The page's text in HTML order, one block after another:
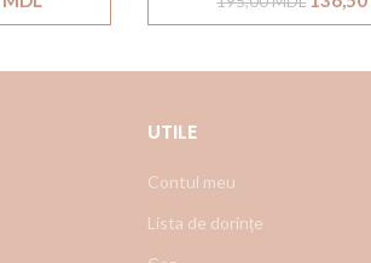
UTILE
Contul meu
Lista de dorințe